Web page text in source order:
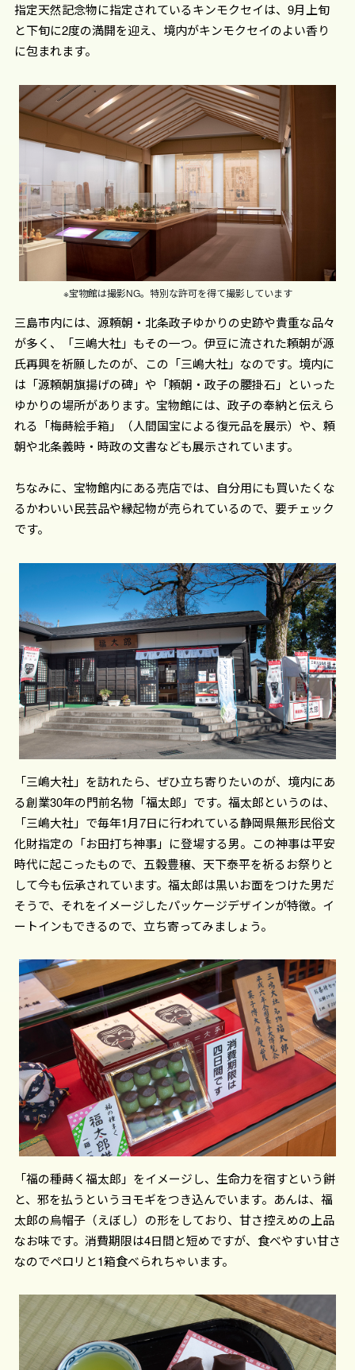
指定天然記念物に指定されているキンモクセイは、9月上旬
と下旬に2度の満開を迎え、境内がキンモクセイのよい香り
に包まれます。
※宝物館は撮影NG。特別な許可を得て撮影しています
三島市内には、源頼朝・北条政子ゆかりの史跡や貴重な品々
が多く、「三嶋大社」もその一つ。伊豆に流された頼朝が源
氏再興を祈願したのが、この「三嶋大社」なのです。境内に
は「源頼朝旗揚げの碑」や「頼朝・政子の腰掛石」といった
ゆかりの場所があります。宝物館には、政子の奉納と伝えら
れる「梅蒔絵手箱」（人間国宝による復元品を展示）や、頼
朝や北条義時・時政の文書なども展示されています。
ちなみに、宝物館内にある売店では、自分用にも買いたくな
るかわいい民芸品や縁起物が売られているので、要チェック
です。
「三嶋大社」を訪れたら、ぜひ立ち寄りたいのが、境内にあ
る創業30年の門前名物「福太郎」です。福太郎というのは、
「三嶋大社」で毎年1月7日に行われている静岡県無形民俗文
化財指定の「お田打ち神事」に登場する男。この神事は平安
時代に起こったもので、五穀豊穣、天下泰平を祈るお祭りと
して今も伝承されています。福太郎は黒いお面をつけた男だ
そうで、それをイメージしたパッケージデザインが特徴。イ
ートインもできるので、立ち寄ってみましょう。
「福の種蒔く福太郎」をイメージし、生命力を宿すという餅
と、邪を払うというヨモギをつき込んでいます。あんは、福
太郎の烏帽子（えぼし）の形をしており、甘さ控えめの上品
なお味です。消費期限は4日間と短めですが、食べやすい甘さ
なのでペロリと1箱食べられちゃいます。